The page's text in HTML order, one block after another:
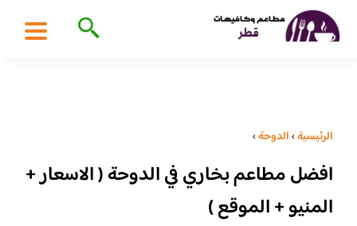
الرئيسية›الدوحة›
افضل مطاعم بخاري في الدوحة ( الاسعار +
المنيو + الموقع )